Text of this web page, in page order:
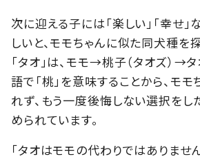
次に迎える子には「楽しい」「幸せ
しいと、モモちゃんに似た同犬種を
「タオ」は、モモ→桃子（タオズ）→
語で「桃」を意味することから、モ
れず、もう一度後悔しない選択をし
められています。
「タオはモモの代わりではありませ